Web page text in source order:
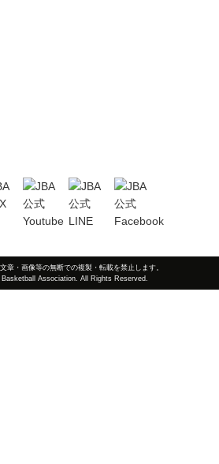
章・画像等の無断での複製・転載を禁止します。
Association. All Rights Reserved.